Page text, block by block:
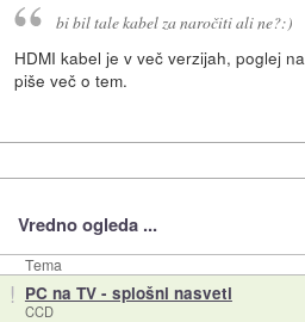
bi bil tale kabel za naročiti ali ne?:)
HDMI kabel je v več verzijah, poglej na
piše več o tem.
Vredno ogleda ...
Tema
! PC na TV - splošni nasveti
CCD